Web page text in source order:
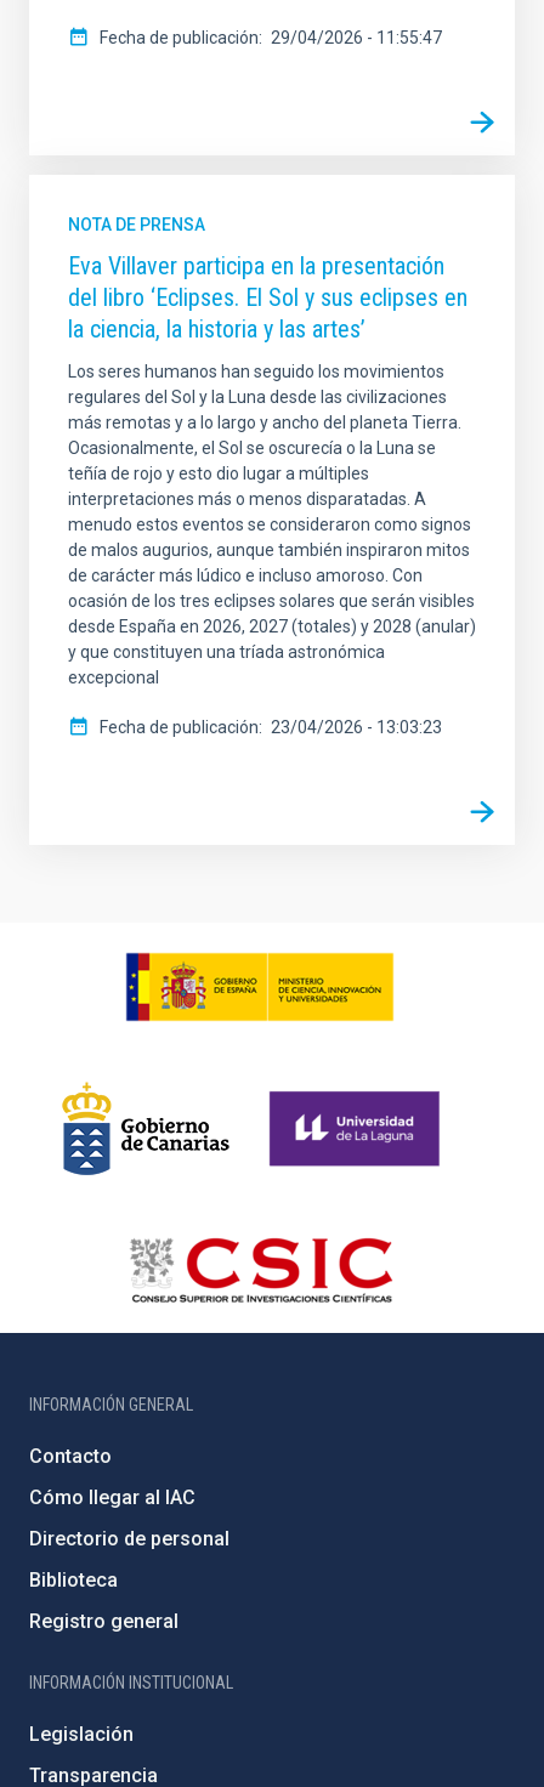
Fecha de publicación 29/04/2026 - 11:55:47
NOTA DE PRENSA
Eva Villaver participa en la presentación
del libro ‘Eclipses. El Sol y sus eclipses en
la ciencia, la historia y las artes’
Los seres humanos han seguido los movimientos
regulares del Sol y la Luna desde las civilizaciones
más remotas y a lo largo y ancho del planeta Tierra.
Ocasionalmente, el Sol se oscurecía o la Luna se
teñía de rojo y esto dio lugar a múltiples
interpretaciones más o menos disparatadas. A
menudo estos eventos se consideraron como signos
de malos augurios, aunque también inspiraron mitos
de carácter más lúdico e incluso amoroso. Con
ocasión de los tres eclipses solares que serán visibles
desde España en 2026, 2027 (totales) y 2028 (anular)
y que constituyen una tríada astronómica
excepcional
Fecha de publicación 23/04/2026 - 13:03:23
INFORMACIÓN GENERAL
Contacto
Cómo llegar al IAC
Directorio de personal
Biblioteca
Registro general
INFORMACIÓN INSTITUCIONAL
Legislación
Transparencia